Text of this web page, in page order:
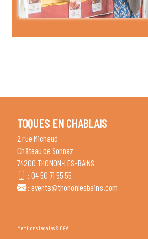
TOQUES EN CHABLAIS
2 rue Michaud
Château de Sonnaz
74200 THONON-LES-BAINS
: 04 50 71 55 55
: events@thononlesbains.com
Mentions légales & CGV